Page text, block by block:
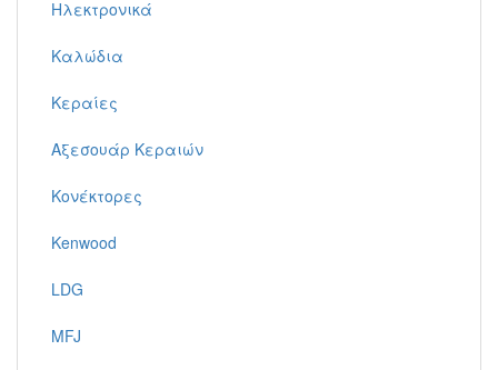
Ηλεκτρονικά
Καλώδια
Κεραίες
Αξεσουάρ Κεραιών
Κονέκτορες
Kenwood
LDG
MFJ